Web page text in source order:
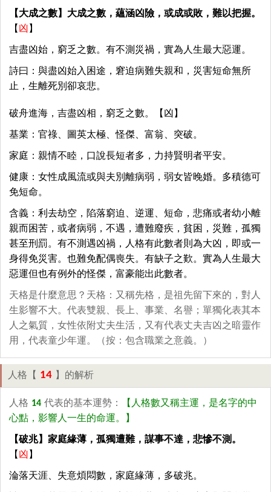
【大成之數】大成之數，蘊涵凶險，或成或敗，難以把握。
【 凶 】
吉盡凶始，窮乏之數。有不測災禍，實為人生最大惡運。
詩曰：與盡凶始入困途，窘迫病難失親和，災害短命無所
止，生離死別卻哀悲。
破舟進海，吉盡凶相，窮乏之數。【凶】
基業：官祿、圖英太極、怪傑、富翁、突破。
家庭：親情不睦，口說長短者多，力持賢明者平安。
健康：女性成風流或與夫別離病弱，弱女皆晚婚。多積德可
免短命。
含義：利去劫空，陷落窮迫、逆運、短命，悲痛或者幼小離
親而困苦，或者病弱，不遇，遭難廢疾，貧困，災難，孤獨
甚至刑罰。有不測遇凶禍，人格有此數者則為大凶，即或一
身得免災害。也難免配偶喪失。有缺子之歎。實為人生最大
惡運但也有例外的怪傑，富豪能出此數者。
天格是什麼意思？天格：又稱先格，是祖先留下來的，對人
生影響不大。代表雙親、長上、事業、名譽；單獨化表其本
人之氣質，女性依附丈夫生活，又有代表丈夫吉凶之暗靈作
用，代表童少年運。（按：包含職業之意義。）
人格【 14 】的解析
人格 14 代表的基本運勢：
【人格數又稱主運，是名字的中
心點，影響人一生的命運。】
【破兆】家庭緣薄，孤獨遭難，謀事不達，悲慘不測。
【 凶 】
淪落天涯、失意煩悶數，家庭緣薄，多破兆。